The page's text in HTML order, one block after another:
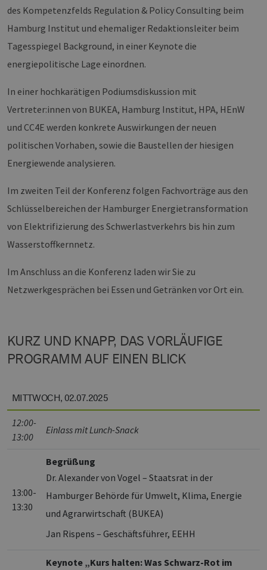
des Kompetenzfelds Regulation & Policy Consulting beim
Hamburg Institut und ehemaliger Redaktionsleiter beim
Tagesspiegel Background, in einer Keynote die
energiepolitische Lage einordnen.
In einer hochkarätigen Podiumsdiskussion mit
Vertreter:innen von BUKEA, Hamburg Institut, HPA, HEnW
und CC4E werden konkrete Auswirkungen der neuen
politischen Vorhaben, sowie die Baustellen der hiesigen
Energiewende analysieren.
Im zweiten Teil der Konferenz folgen Fachvorträge aus den
Schlüsselbereichen der Hamburger Energietransformation
von Elektrifizierung des Schwerlastverkehrs bis hin zum
Wasserstoffkernnetz.
Im Anschluss an die Konferenz laden wir Sie zu
Netzwerkgesprächen bei Essen und Getränken vor Ort ein.
KURZ UND KNAPP, DAS VORLÄUFIGE
PROGRAMM AUF EINEN BLICK
MITTWOCH, 02.07.2025
12:00-
13:00
Einlass mit Lunch-Snack
13:00-
13:30
Begrüßung
Dr. Alexander von Vogel – Staatsrat in der
Hamburger Behörde für Umwelt, Klima, Energie
und Agrarwirtschaft (BUKEA)
Jan Rispens – Geschäftsführer, EEHH
Keynote „Kurs halten: Was Schwarz-Rot im